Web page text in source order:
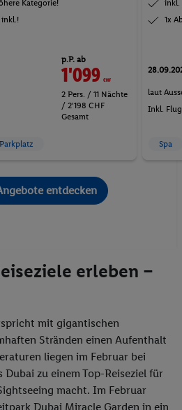
Kategorie!
inkl.!
p.P. ab
1'099CHF
2 Pers. / 11 Nächte
/ 2'198 CHF
Gesamt
Parkplatz
inkl.
1x
laut
Inkl.
Spa
entdecken
erleben –
mit gigantischen
Stränden einen Aufenthalt
liegen im Februar bei
Dubai zu einem Top-Reiseziel für
macht. Im Februar
Dubai Miracle Garden in ein